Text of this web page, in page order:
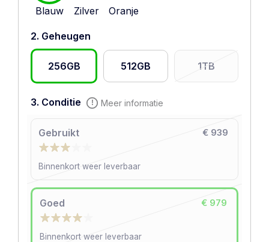
Blauw Zilver Oranje
2. Geheugen
256GB 512GB 1TB
3. Conditie Meer informatie
Gebruikt € 939
Binnenkort weer leverbaar
Goed € 979
Binnenkort weer leverbaar